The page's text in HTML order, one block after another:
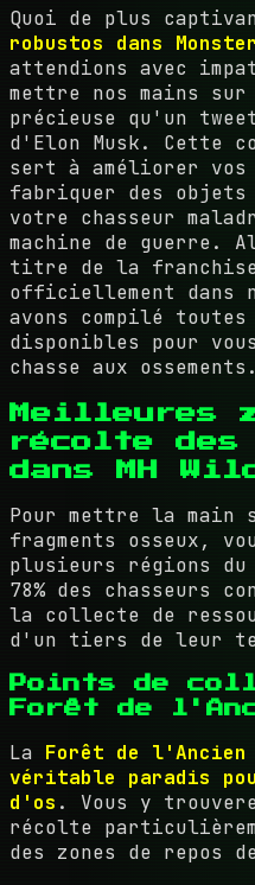
Quoi de plus
robustos dans
attendions avec
mettre nos mains
précieuse qu'un
d'Elon Musk. Cette
sert à améliorer vos
fabriquer des objets
votre chasseur
machine de guerre.
titre de la
officiellement dans
avons compilé
disponibles pour
chasse aux ossements.
Meilleures
récolte des
dans MH
Pour mettre la main
fragments osseux,
plusieurs régions
78% des chasseurs
la collecte de
d'un tiers de leur
Points de
Forêt de
La Forêt de l'Ancien
véritable paradis
d'os . Vous y
récolte
des zones de repos